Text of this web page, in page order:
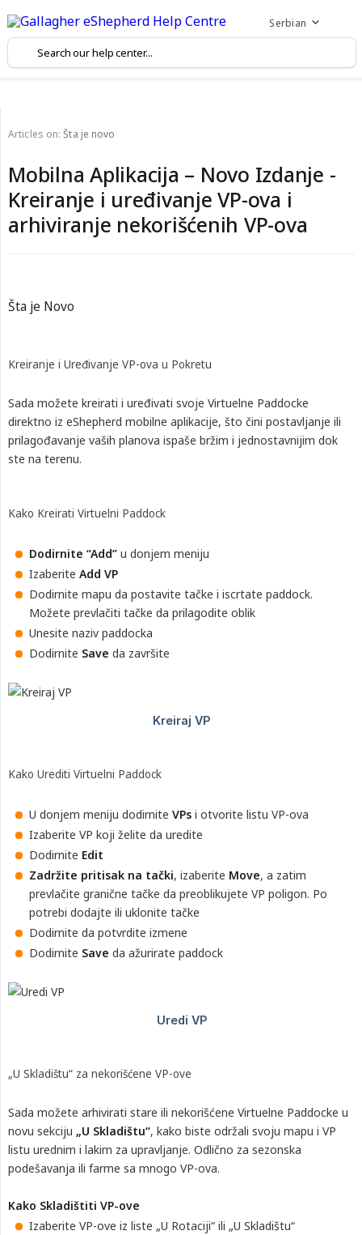
Serbian
Articles on: Šta je novo
Mobilna Aplikacija – Novo Izdanje -
Kreiranje i uređivanje VP-ova i
arhiviranje nekorišćenih VP-ova
Šta je Novo
Kreiranje i Uređivanje VP-ova u Pokretu
Sada možete kreirati i uređivati svoje Virtuelne Paddocke
direktno iz eShepherd mobilne aplikacije, što čini postavljanje ili
prilagođavanje vaših planova ispaše bržim i jednostavnijim dok
ste na terenu.
Kako Kreirati Virtuelni Paddock
Dodirnite “Add” u donjem meniju
Izaberite Add VP
Dodirnite mapu da postavite tačke i iscrtate paddock.
Možete prevlačiti tačke da prilagodite oblik
Unesite naziv paddocka
Dodirnite Save da završite
Kako Urediti Virtuelni Paddock
U donjem meniju dodirnite VPs i otvorite listu VP-ova
Izaberite VP koji želite da uredite
Dodirnite Edit
Zadržite pritisak na tački, izaberite Move, a zatim
prevlačite granične tačke da preoblikujete VP poligon. Po
potrebi dodajte ili uklonite tačke
Dodirnite da potvrdite izmene
Dodirnite Save da ažurirate paddock
„U Skladištu“ za nekorišćene VP-ove
Sada možete arhivirati stare ili nekorišćene Virtuelne Paddocke u
novu sekciju „U Skladištu“, kako biste održali svoju mapu i VP
listu urednim i lakim za upravljanje. Odlično za sezonska
podešavanja ili farme sa mnogo VP-ova.
Kako Skladištiti VP-ove
Izaberite VP-ove iz liste „U Rotaciji“ ili „U Skladištu“